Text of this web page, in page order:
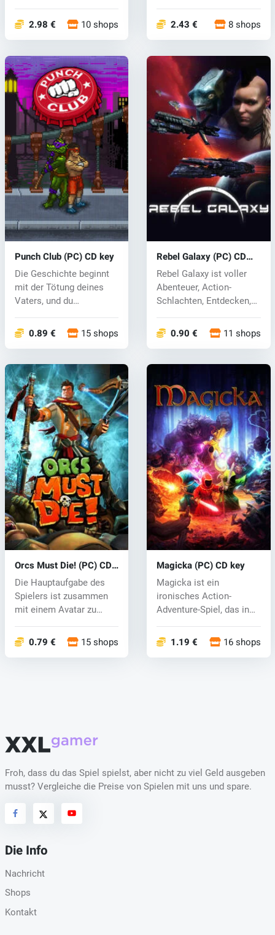
2.98 € 10 shops 2.43 € 8 shops
Punch Club (PC) CD key
Die Geschichte beginnt
mit der Tötung deines
Vaters, und du
0.89 € 15 shops
Rebel Galaxy (PC) CD
key
Rebel Galaxy ist voller
Abenteuer, Action-
Schlachten, Entdecken,
0.90 € 11 shops
Orcs Must Die! (PC) CD
key
Die Hauptaufgabe des
Spielers ist zusammen
mit einem Avatar zu
0.79 € 15 shops
Magicka (PC) CD key
Magicka ist ein
ironisches Action-
Adventure-Spiel, das in
1.19 € 16 shops
Froh, dass du das Spiel spielst, aber nicht zu viel Geld ausgeben
musst? Vergleiche die Preise von Spielen mit uns und spare.
Die Info
Nachricht
Shops
Kontakt